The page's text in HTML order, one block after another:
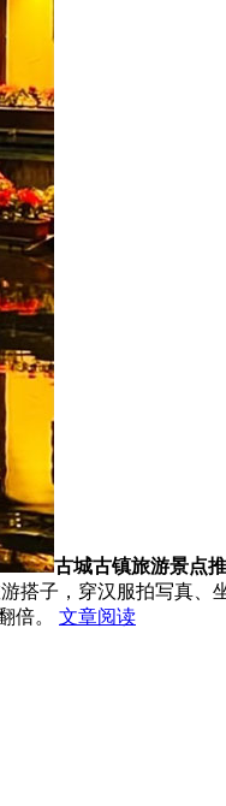
古城古镇旅游景点
搭子，穿汉服拍写真、
倍。 文章阅读